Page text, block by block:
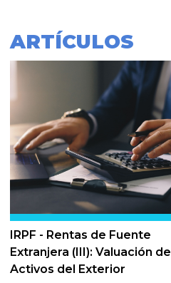
ARTÍCULOS
IRPF - Rentas de Fuente
Extranjera (III): Valuación de
Activos del Exterior